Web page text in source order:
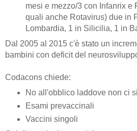
mesi e mezzo/3 con Infanrix e
quali anche Rotavirus) due in
Lombardia, 1 in Silicilia, 1 in
Dal 2005 al 2015 c'è stato un
bambini con deficit del
Codacons chiede:
No all'obblico laddove non ci
Esami prevaccinali
Vaccini singoli